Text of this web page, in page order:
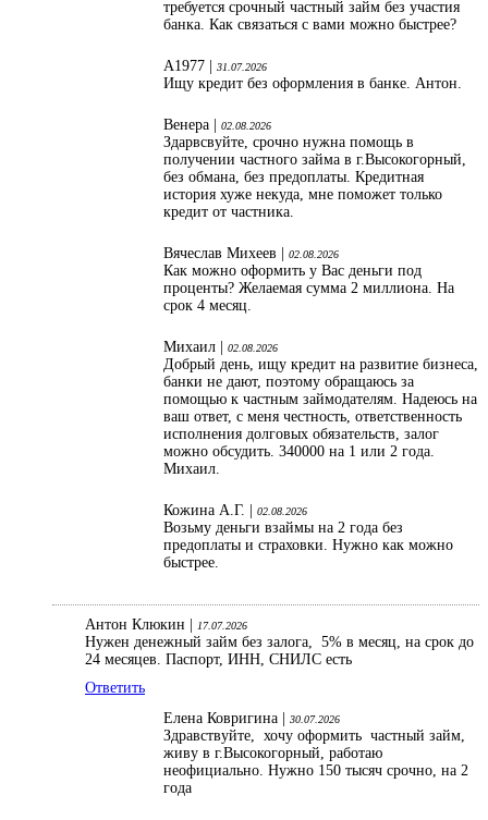
требуется срочный частный займ без участия
банка. Как связаться с вами можно быстрее?
А1977 | 31.07.2026
Ищу кредит без оформления в банке. Антон.
Венера | 02.08.2026
Здарвсвуйте, срочно нужна помощь в
получении частного займа в г.Высокогорный,
без обмана, без предоплаты. Кредитная
история хуже некуда, мне поможет только
кредит от частника.
Вячеслав Михеев | 02.08.2026
Как можно оформить у Вас деньги под
проценты? Желаемая сумма 2 миллиона. На
срок 4 месяц.
Михаил | 02.08.2026
Добрый день, ищу кредит на развитие бизнеса,
банки не дают, поэтому обращаюсь за
помощью к частным займодателям. Надеюсь на
ваш ответ, с меня честность, ответственность
исполнения долговых обязательств, залог
можно обсудить. 340000 на 1 или 2 года.
Михаил.
Кожина А.Г. | 02.08.2026
Возьму деньги взаймы на 2 года без
предоплаты и страховки. Нужно как можно
быстрее.
Антон Клюкин | 17.07.2026
Нужен денежный займ без залога, 5% в месяц, на срок до
24 месяцев. Паспорт, ИНН, СНИЛС есть
Ответить
Елена Ковригина |
30.07.2026
Здравствуйте, хочу оформить частный займ,
живу в г.Высокогорный, работаю
неофициально. Нужно 150 тысяч срочно, на 2
года